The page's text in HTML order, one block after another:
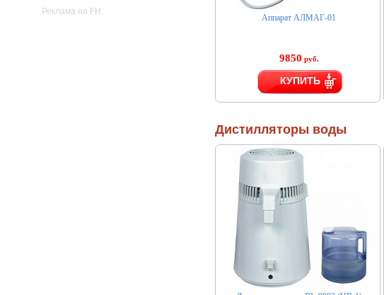
Реклама на FH:
Аппарат АЛМАГ-01
9850 руб.
КУПИТЬ
Дистилляторы воды